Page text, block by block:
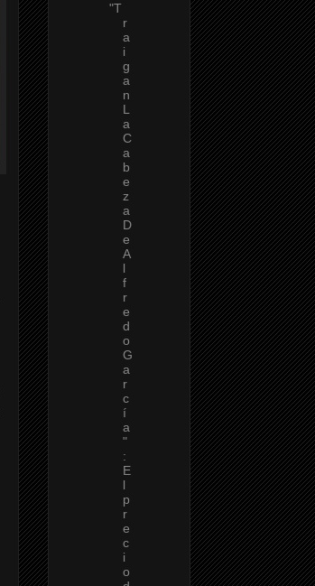
"T
r
a
i
g
a
n
L
a
C
a
b
e
z
a
D
e
A
l
f
r
e
d
o
G
a
r
c
í
a
"
:
E
l
p
r
e
c
i
o